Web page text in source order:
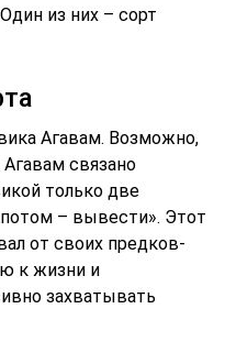
из них – сорт
Агавам. Возможно,
связано
только две
– вывести». Этот
от своих предков-
к жизни и
захватывать